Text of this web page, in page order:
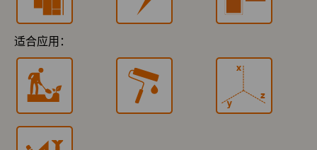
适合应用：